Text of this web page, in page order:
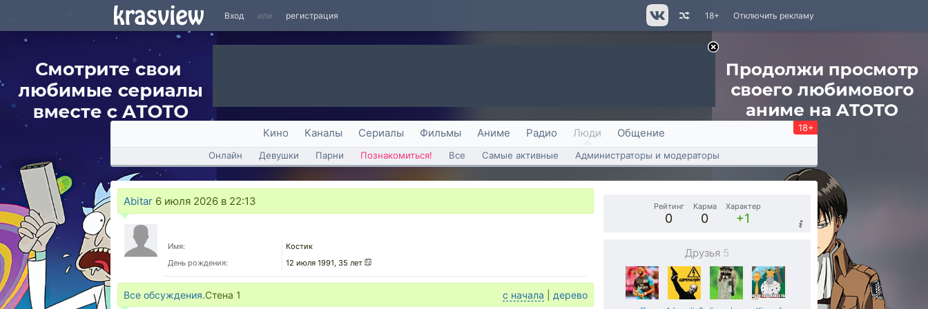
Вход или регистрация Отключить рекламу
18+
Кино Каналы Сериалы Фильмы Аниме Радио Люди Общение 18+
Онлайн Девушки Парни Познакомиться! Все Самые активные Администраторы и модераторы
Abitar 6 июля 2026 в 22:13
Имя:
Костик
День рождения:
12 июля 1991, 35 лет
Все обсуждения.Стена 1 с начала дерево
Рейтинг
0
Карма
0
Характер
+1
Друзья 5